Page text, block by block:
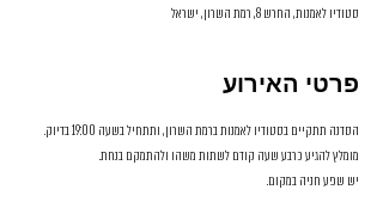
סטודיו לאמנות, החרש 8, רמת השרון, ישראל
פרטי האירוע
הסדנה תתקיים בסטודיו לאמנות ברמת השרון, ותתחיל בשעה 19:00 בדיוק.
מומלץ להגיע כרבע שעה קודם לשתות משהו ולהתמקם בנחת.
יש שפע חניה במקום.